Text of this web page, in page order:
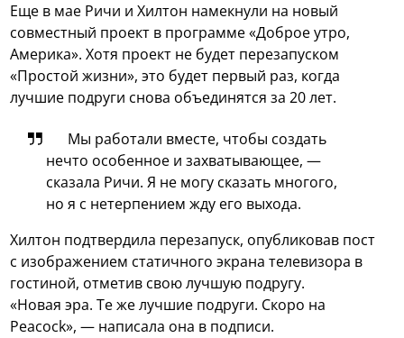
Еще в мае Ричи и Хилтон намекнули на новый
совместный проект в программе «Доброе утро,
Америка». Хотя проект не будет перезапуском
«Простой жизни», это будет первый раз, когда
лучшие подруги снова объединятся за 20 лет.
Мы работали вместе, чтобы создать
нечто особенное и захватывающее, —
сказала Ричи. Я не могу сказать многого,
но я с нетерпением жду его выхода.
Хилтон подтвердила перезапуск, опубликовав пост
с изображением статичного экрана телевизора в
гостиной, отметив свою лучшую подругу.
«Новая эра. Те же лучшие подруги. Скоро на
Peacock», — написала она в подписи.